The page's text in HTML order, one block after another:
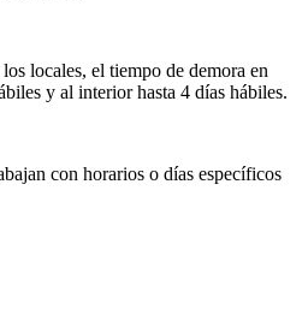
locales, el tiempo de demora en
y al interior hasta 4 días hábiles.
con horarios o días específicos